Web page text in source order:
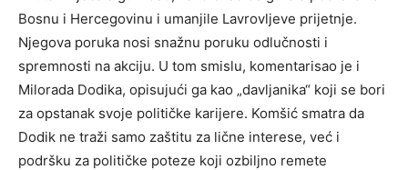
Bosnu i Hercegovinu i umanjile Lavrovljeve prijetnje.
Njegova poruka nosi snažnu poruku odlučnosti i
spremnosti na akciju. U tom smislu, komentarisao je i
Milorada Dodika, opisujući ga kao „davljanika“ koji se bori
za opstanak svoje političke karijere. Komšić smatra da
Dodik ne traži samo zaštitu za lične interese, već i
podršku za političke poteze koji ozbiljno remete